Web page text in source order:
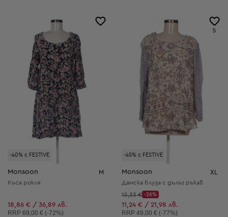
-40% с FESTIVE
Monsoon M
Къса рокля
18,86 € / 36,89 лв.
Препоръчителна цена:
RRP 69,00 € (-72%)
-45% с FESTIVE
5
Monsoon XL
Дамска блуза с дълъг ръкав
Начална цена:
15,33 €
Discount Price:
-26%
Намалена цена:
11,24 € / 21,98 лв.
Препоръчителна цена:
RRP 49,00 € (-77%)